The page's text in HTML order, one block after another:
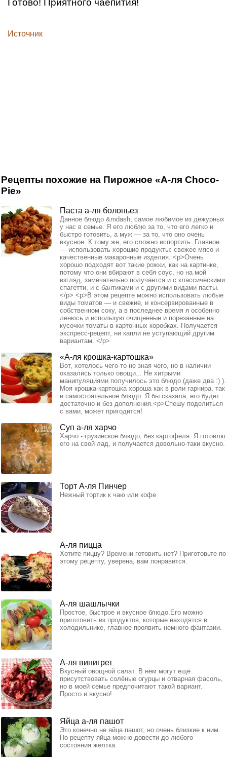
Готово! Приятного чаепития!
Источник
Рецепты похожие на Пирожное «А-ля Choco-
Pie»
Паста а-ля болоньез
Данное блюдо &mdash; самое любимое из дежурных
у нас в семье. Я его люблю за то, что его легко и
быстро готовить, а муж — за то, что оно очень
вкусное. К тому же, его сложно испортить. Главное
— использовать хорошие продукты: свежее мясо и
качественные макаронные изделия. <p>Очень
хорошо подходят вот такие рожки, как на картинке,
потому что они вбирают в себя соус, но на мой
взгляд, замечательно получается и с классическими
спагетти, и с бантиками и с другими видами пасты.
</p> <p>В этом рецепте можно использовать любые
виды томатов — и свежие, и консервированные в
собственном соку, а в последнее время я особенно
ленюсь и использую очищенные и порезанные на
кусочки томаты в картонных коробках. Получается
экспресс-рецепт, ни капли не уступающий другим
вариантам. </p>
«А-ля крошка-картошка»
Вот, хотелось чего-то не зная чего, но в наличии
оказались только овощи... Не хитрыми
манипуляциями получилось это блюдо (даже два :) ).
Моя крошка-картошка хороша как в роли гарнира, так
и самостоятельное блюдо. Я бы сказала, его будет
достаточно и без дополнения.<p>Спешу поделиться
с вами, может пригодится!
Суп а-ля харчо
Харчо - грузинское блюдо, без картофеля. Я готовлю
его на свой лад, и получается довольно-таки вкусно.
Торт А-ля Пинчер
Нежный тортик к чаю или кофе
А-ля пицца
Хотите пиццу? Времени готовить нет? Приготовьте по
этому рецепту, уверена, вам понравится.
А-ля шашлычки
Простое, быстрое и вкусное блюдо.Его можно
приготовить из продуктов, которые находятся в
холодильнике, главное проявить немного фантазии.
А-ля винигрет
Вкусный овощной салат. В нём могут ещё
присутствовать солёные огурцы и отварная фасоль,
но в моей семье предпочитают такой вариант.
Просто и вкусно!
Яйца а-ля пашот
Это конечно не яйца пашот, но очень близкие к ним.
По рецепту яйца можно довести до любого
состояния желтка.